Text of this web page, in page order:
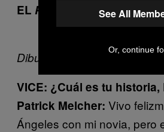
EL PIERCING DE SU
Dibujo por Chris Nieratko
VICE: ¿Cuál es tu historia,
Patrick Melcher: Vivo
Ángeles con mi novia, pero
See All
Or, continue